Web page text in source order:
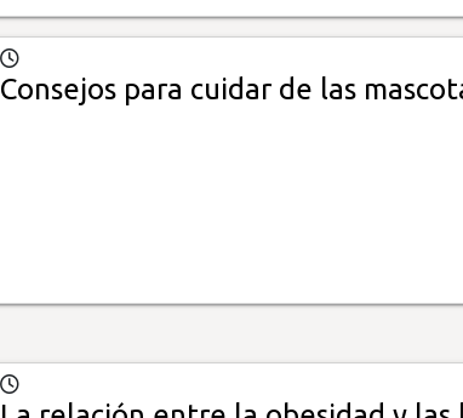
Consejos para cuidar de las